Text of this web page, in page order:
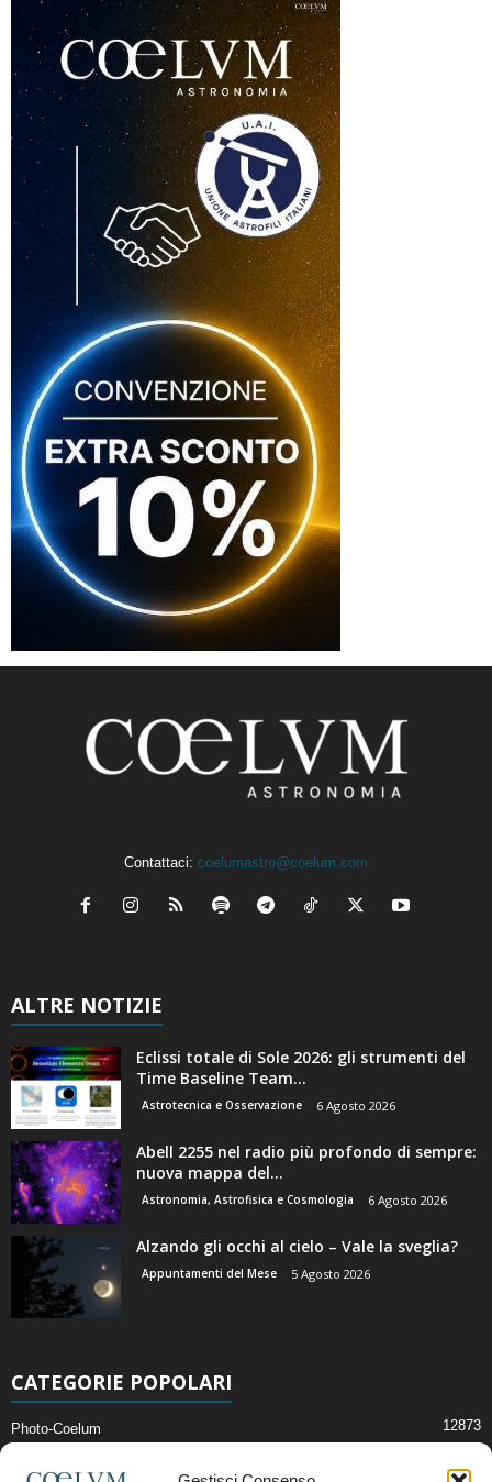
Contattaci: coelumastro@coelum.com
ALTRE NOTIZIE
Eclissi totale di Sole 2026: gli strumenti del
Time Baseline Team...
Astrotecnica e Osservazione 6 Agosto 2026
Abell 2255 nel radio più profondo di sempre:
nuova mappa del...
Astronomia, Astrofisica e Cosmologia 6 Agosto 2026
Alzando gli occhi al cielo – Vale la sveglia?
Appuntamenti del Mese 5 Agosto 2026
CATEGORIE POPOLARI
Photo-Coelum 12873